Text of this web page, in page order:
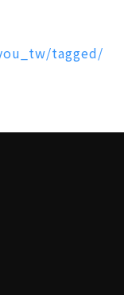
tagged/